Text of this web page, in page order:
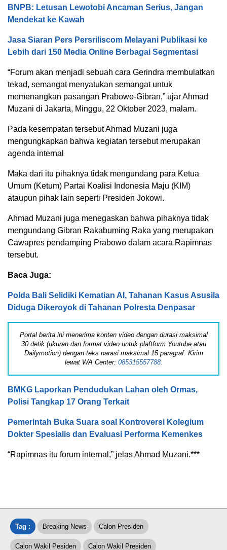
BNPB: Letusan Lewotobi Ancaman Serius, Jangan
Mendekat ke Kawah
Jasa Siaran Pers Persriliscom Melayani Publikasi ke
Lebih dari 150 Media Online Berbagai Segmentasi
“Forum akan menjadi sebuah cara Gerindra membulatkan
tekad, semangat menyatukan semangat untuk
memenangkan pasangan Prabowo-Gibran,” ujar Ahmad
Muzani di Jakarta, Minggu, 22 Oktober 2023, malam.
Pada kesempatan tersebut Ahmad Muzani juga
mengungkapkan bahwa kegiatan tersebut merupakan
agenda internal
Maka dari itu pihaknya tidak mengundang para Ketua
Umum (Ketum) Partai Koalisi Indonesia Maju (KIM)
ataupun pihak lain seperti Presiden Jokowi.
Ahmad Muzani juga menegaskan bahwa pihaknya tidak
mengundang Gibran Rakabuming Raka yang merupakan
Cawapres pendamping Prabowo dalam acara Rapimnas
tersebut.
Baca Juga:
Polda Bali Selidiki Kematian AI, Tahanan Kasus Asusila
Diduga Dikeroyok di Tahanan Polresta Denpasar
Portal berita ini menerima konten video dengan durasi maksimal
30 detik (ukuran dan format video untuk plaftform Youtube atau
Dailymotion) dengan teks narasi maksimal 15 paragraf. Kirim
lewat WA Center: 085315557788.
BMKG Laporkan Pendudukan Lahan oleh Ormas,
Polisi Tangkap 17 Orang Terkait
Pemerintah Buka Suara soal Kontroversi Kolegium
Dokter Spesialis dan Evaluasi Performa Kemenkes
“Rapimnas itu forum internal,” jelas Ahmad Muzani.***
Tag : Breaking News Calon Presiden
Calon Wakil Pesiden Calon Wakil Presiden